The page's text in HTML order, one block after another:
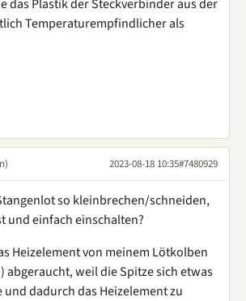
das Plastik der Steckverbinder aus der
Temperaturempfindlicher als
2023-08-18 10:35#7480929
so kleinbrechen/schneiden,
und einfach einschalten?
Heizelement von meinem Lötkolben
abgeraucht, weil die Spitze sich etwas
dadurch das Heizelement zu